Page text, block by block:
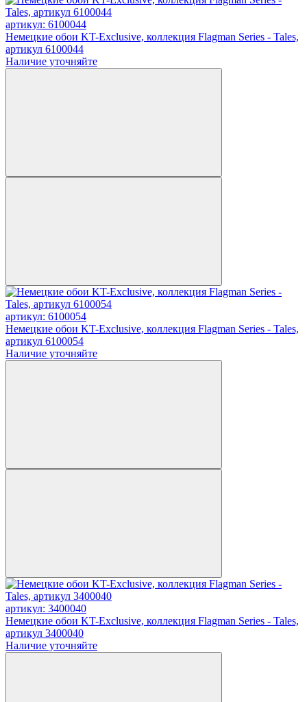
артикул: 6100044
Немецкие обои KT-Exclusive, коллекция Flagman Series - Tales,
артикул 6100044
Наличие уточняйте
артикул: 6100054
Немецкие обои KT-Exclusive, коллекция Flagman Series - Tales,
артикул 6100054
Наличие уточняйте
артикул: 3400040
Немецкие обои KT-Exclusive, коллекция Flagman Series - Tales,
артикул 3400040
Наличие уточняйте